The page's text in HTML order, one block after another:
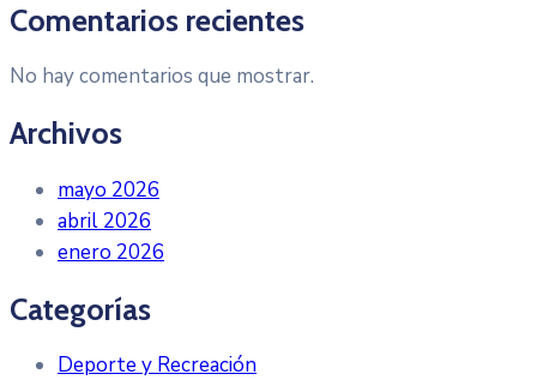
Comentarios recientes
No hay comentarios que mostrar.
Archivos
mayo 2026
abril 2026
enero 2026
Categorías
Deporte y Recreación